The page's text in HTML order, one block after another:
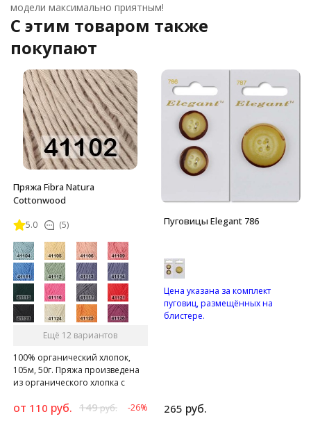
модели максимально приятным!
C этим товаром также
покупают
Пряжа Fibra Natura
Cottonwood
5.0 (5)
Ещё 12 вариантов
100% органический хлопок,
105м, 50г. Пряжа произведена
из органического хлопка с
красителей
от 110 руб. 149руб. -26%
Пуговицы Elegant 786
Цена указана за комплект
пуговиц, размещённых на
блистере.
265 руб.